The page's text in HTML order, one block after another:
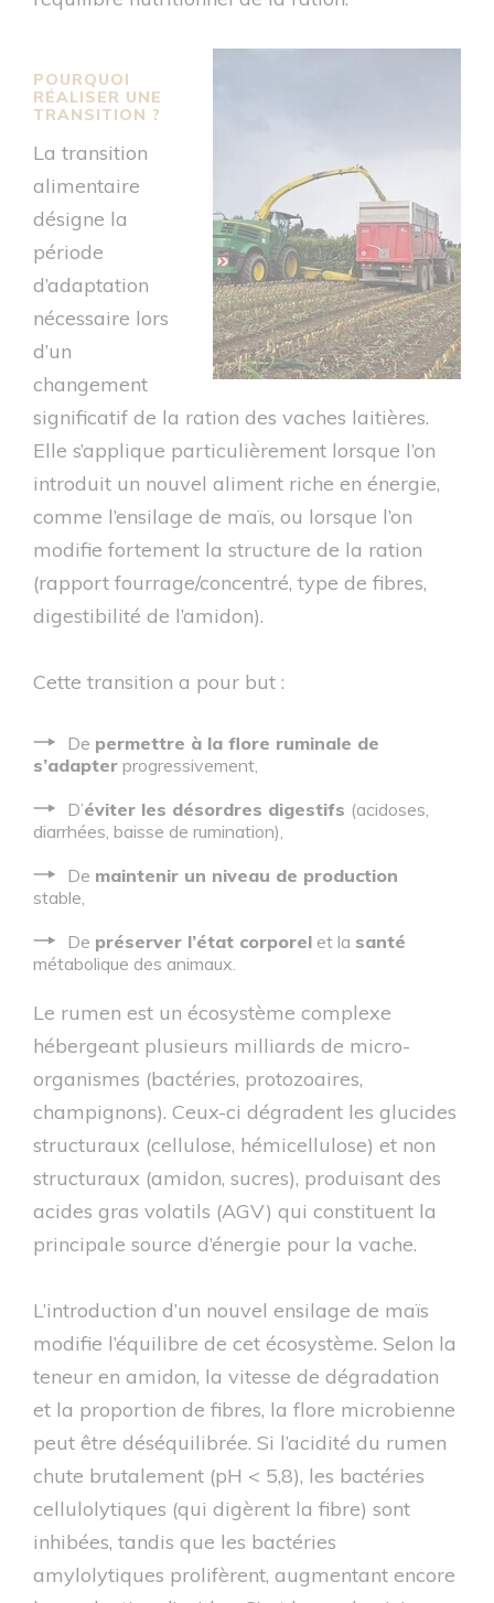
POURQUOI
RÉALISER UNE
TRANSITION ?
La transition
alimentaire
désigne la
période
d’adaptation
nécessaire lors
d’un
changement
significatif de la ration des vaches laitières.
Elle s’applique particulièrement lorsque l’on
introduit un nouvel aliment riche en énergie,
comme l’ensilage de maïs, ou lorsque l’on
modifie fortement la structure de la ration
(rapport fourrage/concentré, type de fibres,
digestibilité de l’amidon).
Cette transition a pour but :
De permettre à la flore ruminale de
s’adapter progressivement,
D’éviter les désordres digestifs (acidoses,
diarrhées, baisse de rumination),
De maintenir un niveau de production
stable,
De préserver l’état corporel et la santé
métabolique des animaux.
Le rumen est un écosystème complexe
hébergeant plusieurs milliards de micro-
organismes (bactéries, protozoaires,
champignons). Ceux-ci dégradent les glucides
structuraux (cellulose, hémicellulose) et non
structuraux (amidon, sucres), produisant des
acides gras volatils (AGV) qui constituent la
principale source d’énergie pour la vache.
L’introduction d’un nouvel ensilage de maïs
modifie l’équilibre de cet écosystème. Selon la
teneur en amidon, la vitesse de dégradation
et la proportion de fibres, la flore microbienne
peut être déséquilibrée. Si l’acidité du rumen
chute brutalement (pH < 5,8), les bactéries
cellulolytiques (qui digèrent la fibre) sont
inhibées, tandis que les bactéries
amylolytiques prolifèrent, augmentant encore